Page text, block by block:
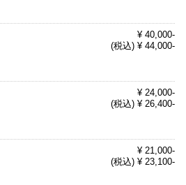
¥ 40,000-
(税込) ¥ 44,000-
¥ 24,000-
(税込) ¥ 26,400-
¥ 21,000-
(税込) ¥ 23,100-